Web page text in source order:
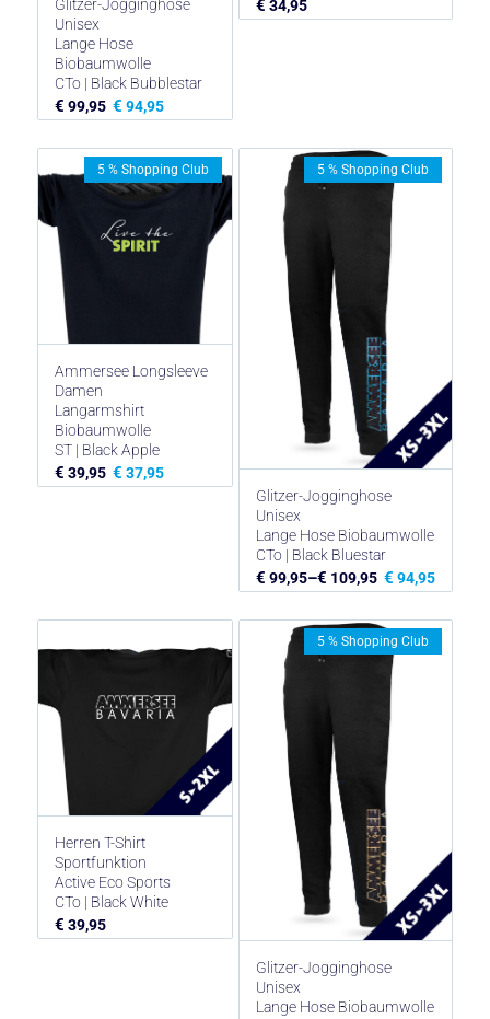
Glitzer-Jogginghose
Unisex
Lange Hose
Biobaumwolle
CTo | Black Bubblestar
€ 99,95 € 94,95
€ 34,95
Ammersee Longsleeve
Damen
Langarmshirt
Biobaumwolle
ST | Black Apple
€ 39,95 € 37,95
5 % Shopping Club
Glitzer-Jogginghose
Unisex
Lange Hose Biobaumwolle
CTo | Black Bluestar
€ 99,95–€ 109,95 € 94,95
5 % Shopping Club
Herren T-Shirt
Sportfunktion
Active Eco Sports
CTo | Black White
€ 39,95
Glitzer-Jogginghose
Unisex
Lange Hose Biobaumwolle
5 % Shopping Club